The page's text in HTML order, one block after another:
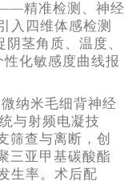
精准检测、神经
入四维体感检测
茎角质、温度、
化敏感度曲线报
纳米⽑细背神经
与射频电凝技
筛查与离断，创
三亚甲基碳酸酯
生率。术后配